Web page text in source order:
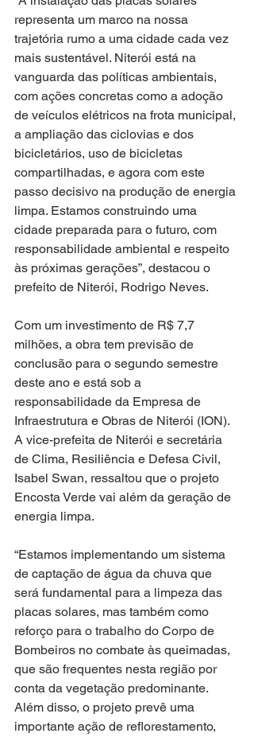
representa um marco na nossa
trajetória rumo a uma cidade cada vez
mais sustentável. Niterói está na
vanguarda das políticas ambientais,
com ações concretas como a adoção
de veículos elétricos na frota municipal,
a ampliação das ciclovias e dos
bicicletários, uso de bicicletas
compartilhadas, e agora com este
passo decisivo na produção de energia
limpa. Estamos construindo uma
cidade preparada para o futuro, com
responsabilidade ambiental e respeito
às próximas gerações”, destacou o
prefeito de Niterói, Rodrigo Neves.
Com um investimento de R$ 7,7
milhões, a obra tem previsão de
conclusão para o segundo semestre
deste ano e está sob a
responsabilidade da Empresa de
Infraestrutura e Obras de Niterói (ION).
A vice-prefeita de Niterói e secretária
de Clima, Resiliência e Defesa Civil,
Isabel Swan, ressaltou que o projeto
Encosta Verde vai além da geração de
energia limpa.
“Estamos implementando um sistema
de captação de água da chuva que
será fundamental para a limpeza das
placas solares, mas também como
reforço para o trabalho do Corpo de
Bombeiros no combate às queimadas,
que são frequentes nesta região por
conta da vegetação predominante.
Além disso, o projeto prevê uma
importante ação de reflorestamento,